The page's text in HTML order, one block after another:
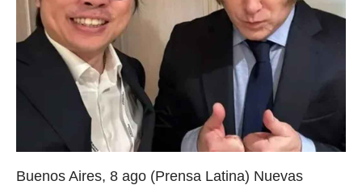
Buenos Aires, 8 ago (Prensa Latina) Nuevas